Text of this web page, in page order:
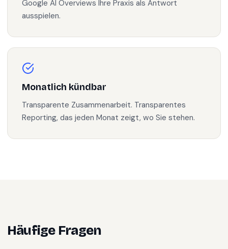
Google AI Overviews Ihre Praxis als Antwort
ausspielen.
Monatlich kündbar
Transparente Zusammenarbeit. Transparentes
Reporting, das jeden Monat zeigt, wo Sie stehen.
Häufige Fragen